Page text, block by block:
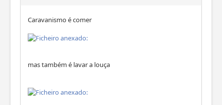
Caravanismo é comer
mas também é lavar a louça